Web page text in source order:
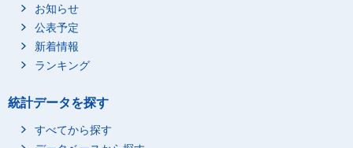
お知らせ
公表予定
新着情報
ランキング
統計データを探す
すべてから探す